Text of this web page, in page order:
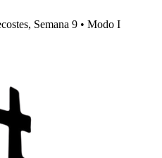
Semana 9 • Modo I